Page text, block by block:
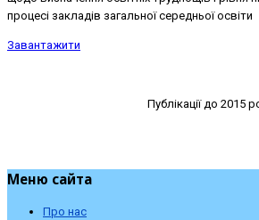
процесі закладів загальної середньої освіти
Завантажити
Публікації до 2015
Меню сайта
Про нас